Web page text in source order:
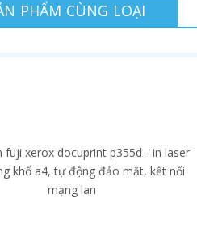
PHẨM CÙNG LOẠI